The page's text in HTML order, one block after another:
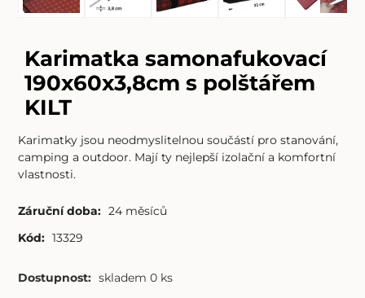
Karimatka samonafukovací
190x60x3,8cm s polštářem
KILT
Karimatky jsou neodmyslitelnou součástí pro stanování,
camping a outdoor. Mají ty nejlepší izolační a komfortní
vlastnosti.
Záruční doba: 24 měsíců
Kód: 13329
Dostupnost: skladem 0 ks